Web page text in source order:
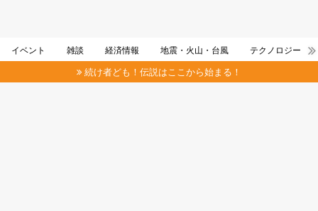
イベント 雑談 経済情報 地震・火山・台風 テクノロジー
続け者ども！伝説はここから始まる！